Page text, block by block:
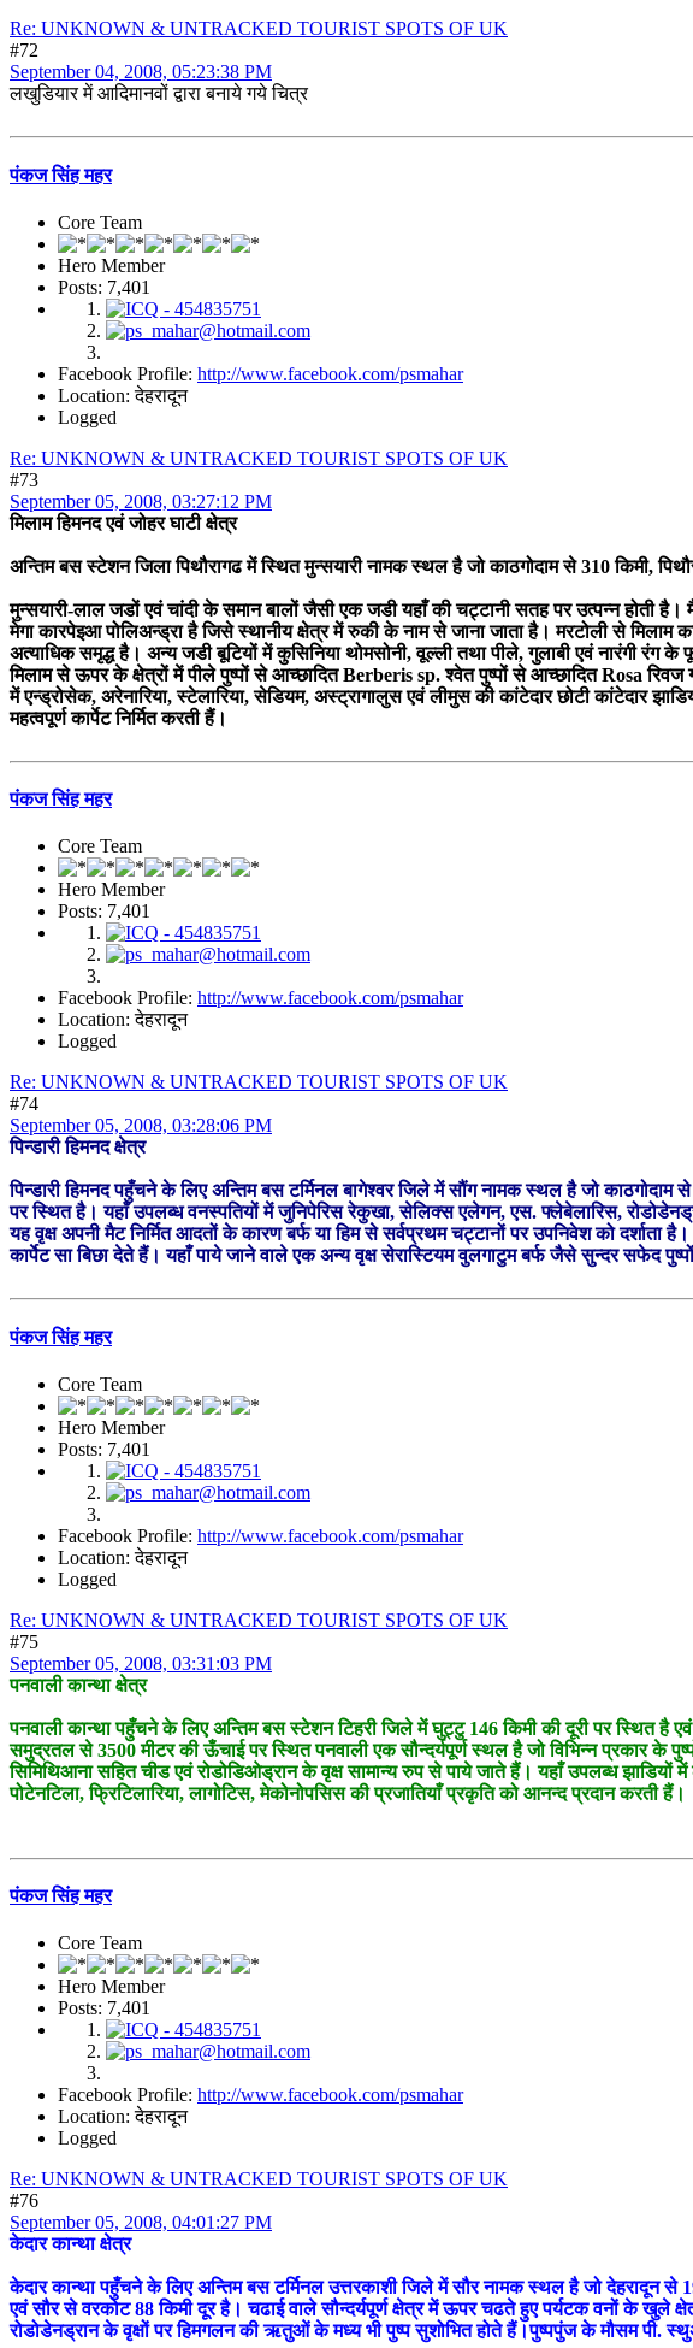
Re: UNKNOWN & UNTRACKED TOURIST SPOTS OF UK
#72
September 04, 2008, 05:23:38 PM
लखुडियार में आदिमानवों द्वारा बनाये गये चित्र
पंकज सिंह महर
Core Team
Hero Member
Posts: 7,401
Facebook Profile: http://www.facebook.com/psmahar
Location: देहरादून
Logged
Re: UNKNOWN & UNTRACKED TOURIST SPOTS OF UK
#73
September 05, 2008, 03:27:12 PM
मिलाम हिमनद एवं जोहर घाटी क्षेत्र
अन्तिम बस स्टेशन जिला पिथौरागढ में स्थित मुन्सयारी नामक स्थल है जो काठगोदाम से 310 किमी,
मुन्सयारी-लाल जडों एवं चांदी के समान बालों जैसी एक जडी यहाँ की चट्टानी सतह पर उत्पन्न होती
मेगा कारपेइआ पोलिअन्ड्रा है जिसे स्थानीय क्षेत्र में रुकी के नाम से जाना जाता है। मरटोली से मिलाम
अत्याधिक समृद्ध है। अन्य जडी बूटियों में कुसिनिया थोमसोनी, वूल्ली तथा पीले, गुलाबी एवं नारंगी रंग
मिलाम से ऊपर के क्षेत्रों में पीले पुष्पों से आच्छादित Berberis sp. श्वेत पुष्पों से आच्छादित Rosa रिवज
में एन्ड्रोसेक, अरेनारिया, स्टेलारिया, सेडियम, अस्ट्रागालुस एवं लीमुस की कांटेदार छोटी कांटेदार
महत्वपूर्ण कार्पेट निर्मित करती हैं।
पंकज सिंह महर
Core Team
Hero Member
Posts: 7,401
Facebook Profile: http://www.facebook.com/psmahar
Location: देहरादून
Logged
Re: UNKNOWN & UNTRACKED TOURIST SPOTS OF UK
#74
September 05, 2008, 03:28:06 PM
पिन्डारी हिमनद क्षेत्र
पिन्डारी हिमनद पहुँचने के लिए अन्तिम बस टर्मिनल बागेश्वर जिले में सौंग नामक स्थल है जो
पर स्थित है। यहाँ उपलब्ध वनस्पतियों में जुनिपेरिस रेकुखा, सेलिक्स एलेगन, एस. फ्लेबेलारिस,
यह वृक्ष अपनी मैट निर्मित आदतों के कारण बर्फ या हिम से सर्वप्रथम चट्टानों पर उपनिवेश को दर्शाता
कार्पेट सा बिछा देते हैं। यहाँ पाये जाने वाले एक अन्य वृक्ष सेरास्टियम वुलगाटुम बर्फ जैसे सुन्दर सफेद
पंकज सिंह महर
Core Team
Hero Member
Posts: 7,401
Facebook Profile: http://www.facebook.com/psmahar
Location: देहरादून
Logged
Re: UNKNOWN & UNTRACKED TOURIST SPOTS OF UK
#75
September 05, 2008, 03:31:03 PM
पनवाली कान्था क्षेत्र
पनवाली कान्था पहुँचने के लिए अन्तिम बस स्टेशन टिहरी जिले में घुट्टु 146 किमी की दूरी पर स्थित है
समुद्रतल से 3500 मीटर की ऊँचाई पर स्थित पनवाली एक सौन्दर्यपूर्ण स्थल है जो विभिन्न प्रकार के
सिमिथिआना सहित चीड एवं रोडोडिओड्रान के वृक्ष सामान्य रुप से पाये जाते हैं। यहाँ उपलब्ध झाडियों में
पोटेनटिला, फ्रिटिलारिया, लागोटिस, मेकोनोपसिस की प्रजातियाँ प्रकृति को आनन्द प्रदान करती हैं।
पंकज सिंह महर
Core Team
Hero Member
Posts: 7,401
Facebook Profile: http://www.facebook.com/psmahar
Location: देहरादून
Logged
Re: UNKNOWN & UNTRACKED TOURIST SPOTS OF UK
#76
September 05, 2008, 04:01:27 PM
केदार कान्था क्षेत्र
केदार कान्था पहुँचने के लिए अन्तिम बस टर्मिनल उत्तरकाशी जिले में सौर नामक स्थल है जो देहरादून से
एवं सौर से वरकोट 88 किमी दूर है। चढाई वाले सौन्दर्यपूर्ण क्षेत्र में ऊपर चढते हुए पर्यटक वनों के खुले
रोडोडेनड्रान के वृक्षों पर हिमगलन की ऋतुओं के मध्य भी पुष्प सुशोभित होते हैं।पुष्पपुंज के मौसम पी.